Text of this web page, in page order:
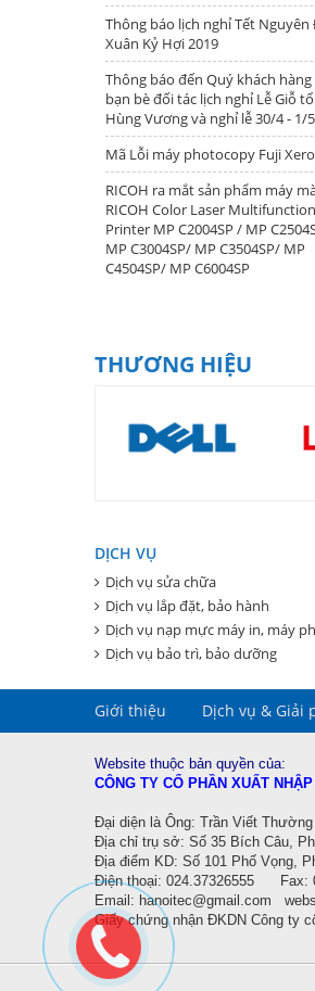
Thông báo lịch nghỉ Tết Nguyên
Xuân Kỷ Hợi 2019
Thông báo đến Quý khách hàng
bạn bè đối tác lịch nghỉ Lễ Giỗ tổ
Hùng Vương và nghỉ lễ 30/4 - 1/
Mã Lỗi máy photocopy Fuji
RICOH ra mắt sản phẩm máy
RICOH Color Laser Multifunction
Printer MP C2004SP / MP
MP C3004SP/ MP C3504SP/ MP
C4504SP/ MP C6004SP
THƯƠNG HIỆU
DỊCH VỤ
Dịch vụ sửa chữa
Dịch vụ lắp đặt, bảo hành
Dịch vụ nạp mực máy in, máy
Dịch vụ bảo trì, bảo dưỡng
Giới thiệu Dịch vụ & Giải
Website thuộc bản quyền của:
CÔNG TY CỔ PHẦN XUẤT
Đại diện là Ông: Trần Viết
Địa chỉ trụ sở: Số 35 Bích Câu,
Địa điểm KD: Số 101 Phố Vọng,
Điện thoại: 024.37326555 Fax:
Email: hanoitec@gmail.com
Giấy chứng nhận ĐKDN Công ty